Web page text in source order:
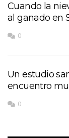
Cuando la
al ganado en
0
Un estudio
encuentro
0